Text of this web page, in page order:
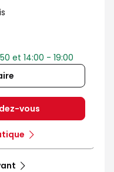
et 14:00 - 19:00
vous